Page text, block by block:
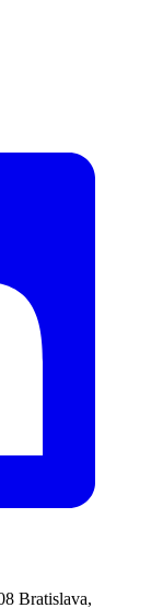
Bratislava,